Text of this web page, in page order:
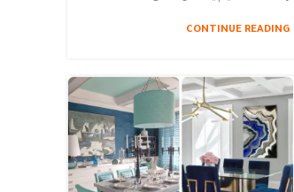
CONTINUE READING